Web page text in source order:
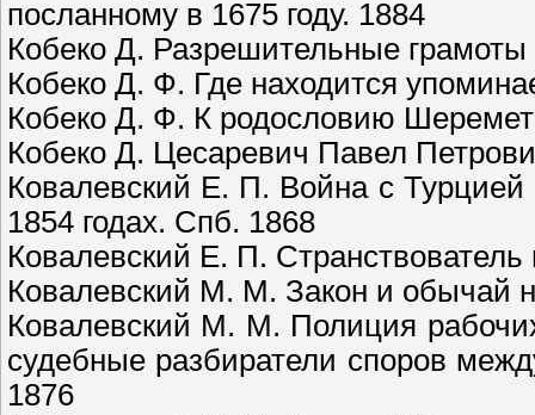
посланному в 1675 году. 1884
Кобеко Д. Разрешительные
Кобеко Д. Ф. Где находится
Кобеко Д. Ф. К родословию
Кобеко Д. Цесаревич Павел
Ковалевский Е. П. Война с
1854 годах. Спб. 1868
Ковалевский Е. П.
Ковалевский М. М. Закон и обычай
Ковалевский М. М. Полиция
судебные разбиратели споров
1876